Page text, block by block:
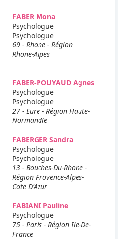
FABER Mona
Psychologue
Psychologue
69 - Rhone - Région
Rhone-Alpes
FABER-POUYAUD Agnes
Psychologue
Psychologue
27 - Eure - Région Haute-
Normandie
FABERGER Sandra
Psychologue
Psychologue
13 - Bouches-Du-Rhone -
Région Provence-Alpes-
Cote D'Azur
FABIANI Pauline
Psychologue
75 - Paris - Région Ile-De-
France